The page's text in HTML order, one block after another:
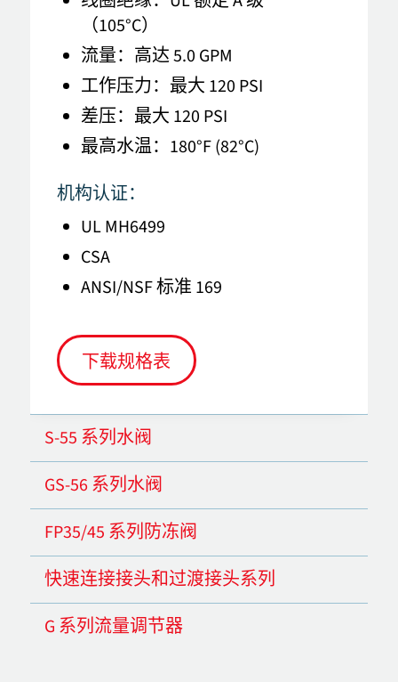
（105°C）
流量：高达 5.0 GPM
工作压力：最大 120 PSI
差压：最大 120 PSI
最高水温：180°F (82°C)
机构认证：
UL MH6499
CSA
ANSI/NSF 标准 169
下载规格表
S-55 系列水阀
GS-56 系列水阀
FP35/45 系列防冻阀
快速连接接头和过渡接头系列
G 系列流量调节器